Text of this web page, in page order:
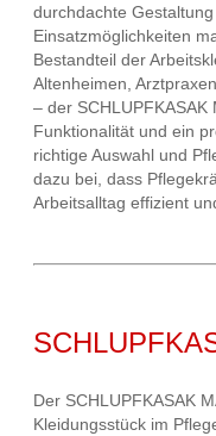
durchdachte
Einsatzmöglichkeiten
Bestandteil der
Altenheimen,
– der SCHLUPFKASAK
Funktionalität und ein
richtige Auswahl und
dazu bei, dass
Arbeitsalltag effizient
Der SCHLUPFKASAK
Kleidungsstück im